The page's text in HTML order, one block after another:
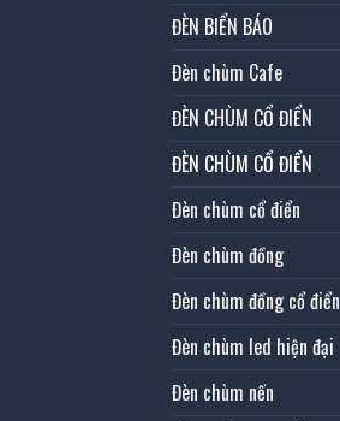
ĐÈN BIỂN BÁO
Đèn chùm Cafe
ĐÈN CHÙM CỔ ĐIỂN
ĐÈN CHÙM CỔ ĐIỂN
Đèn chùm cổ điển
Đèn chùm đồng
Đèn chùm đồng cổ điển
Đèn chùm led hiện đại
Đèn chùm nến